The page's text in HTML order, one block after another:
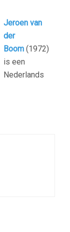
Jeroen van
der
Boom (1972)
is een
Nederlands